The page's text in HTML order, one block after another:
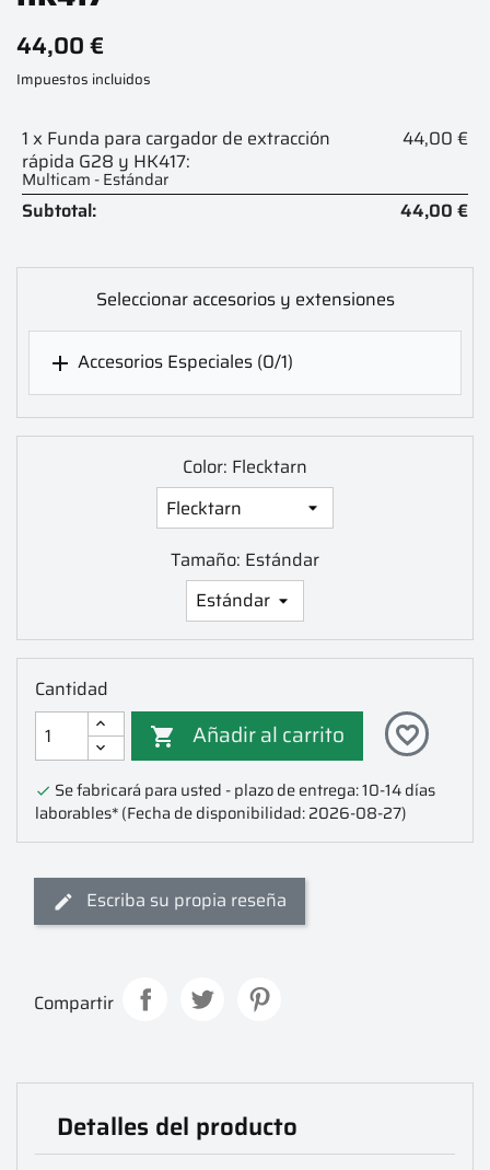
44,00 €
Impuestos incluidos
1 x Funda para cargador de extracción
rápida G28 y HK417:
Multicam - Estándar
44,00 €
Subtotal: 44,00 €
Seleccionar accesorios y extensiones
 Accesorios Especiales (0/1)
Color: Flecktarn
Tamaño: Estándar
Cantidad
 Añadir al carrito favorite_border
 Se fabricará para usted - plazo de entrega: 10-14 días
laborables*(Fecha de disponibilidad: 2026-08-27)
Escriba su propia reseña
Compartir
Detalles del producto